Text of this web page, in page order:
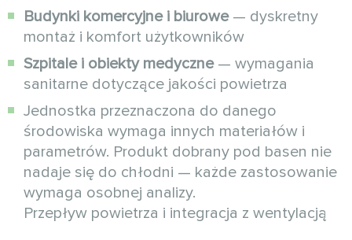
Budynki komercyjne i biurowe— dyskretny
montaż i komfort użytkowników
Szpitale i obiekty medyczne— wymagania
sanitarne dotyczące jakości powietrza
Jednostka przeznaczona do danego
środowiska wymaga innych materiałów i
parametrów. Produkt dobrany pod basen nie
nadaje się do chłodni — każde zastosowanie
wymaga osobnej analizy.
Przepływ powietrza i integracja z wentylacją